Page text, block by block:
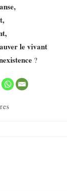
le vivant
?